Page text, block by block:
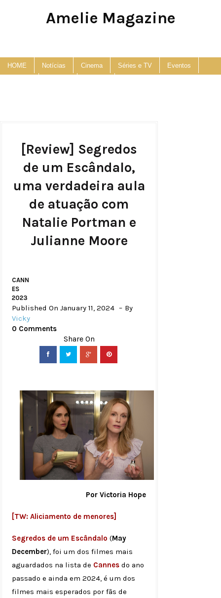
Amelie Magazine
HOME Notícias Cinema Séries e TV Eventos
[Review] Segredos
de um Escândalo,
uma verdadeira aula
de atuação com
Natalie Portman e
Julianne Moore
CANN
ES
2023
Published On January 11, 2024
By
Vicky
0 Comments
Por Victoria Hope
[TW: Aliciamento de menores]
Segredos de um Escândalo (May
December), foi um dos filmes mais
aguardados na lista de Cannes do ano
passado e ainda em 2024, é um dos
filmes mais esperados por fãs de